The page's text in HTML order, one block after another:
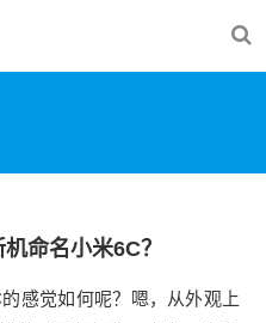
命名小米6C？
感觉如何呢？嗯，从外观上